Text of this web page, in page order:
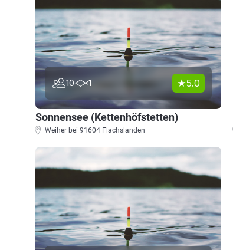
10 1 5.0
Sonnensee (Kettenhöfstetten)
Weiher bei 91604 Flachslanden